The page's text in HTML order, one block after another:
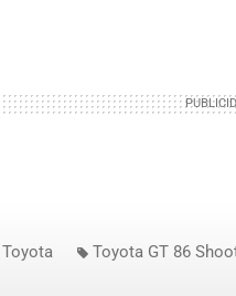
Toyota Toyota GT 86